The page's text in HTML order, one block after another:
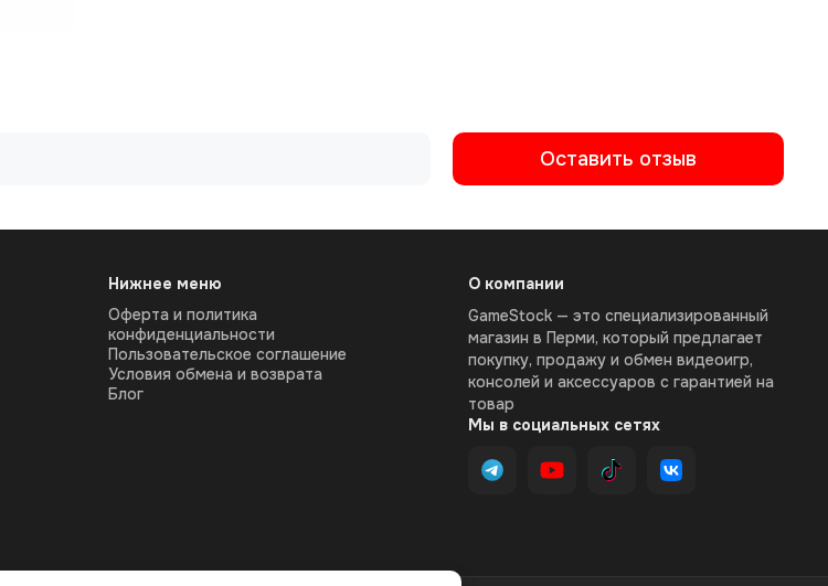
Оставить отзыв
Нижнее меню
Оферта и политика
конфиденциальности
Пользовательское соглашение
Условия обмена и возврата
Блог
О компании
GameStock — это специализированный
магазин в Перми, который предлагает
покупку, продажу и обмен видеоигр,
консолей и аксессуаров с гарантией на
товар
Мы в социальных сетях